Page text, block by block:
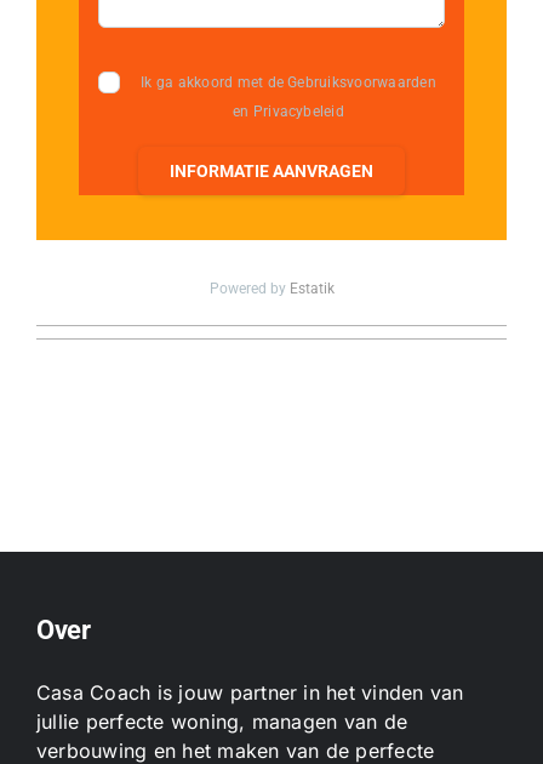
Ik ga akkoord met de Gebruiksvoorwaarden
en Privacybeleid
INFORMATIE AANVRAGEN
Powered by Estatik
Over
Casa Coach is jouw partner in het vinden van
jullie perfecte woning, managen van de
verbouwing en het maken van de perfecte